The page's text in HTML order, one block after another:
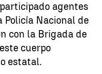
agentes
Policía Nacional de
con la Brigada de
cuerpo
estatal.